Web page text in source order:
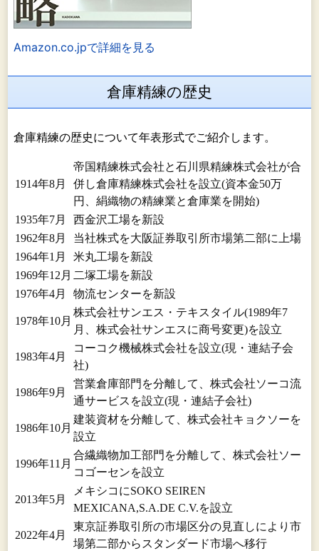
Amazon.co.jpで詳細を見る
倉庫精練の歴史
倉庫精練の歴史について年表形式でご紹介します。
1914年8月
帝国精練株式会社と石川県精練株式会社が合
併し倉庫精練株式会社を設立(資本金50万
円、絹織物の精練業と倉庫業を開始)
1935年7月
西金沢工場を新設
1962年8月
当社株式を大阪証券取引所市場第二部に上場
1964年1月
米丸工場を新設
1969年12月 二塚工場を新設
1976年4月
物流センターを新設
1978年10月
株式会社サンエス・テキスタイル(1989年7
月、株式会社サンエスに商号変更)を設立
1983年4月
コーコク機械株式会社を設立(現・連結子会
社)
1986年9月
営業倉庫部門を分離して、株式会社ソーコ流
通サービスを設立(現・連結子会社)
1986年10月
建装資材を分離して、株式会社キョクソーを
設立
1996年11月
合繊織物加工部門を分離して、株式会社ソー
コゴーセンを設立
2013年5月
メキシコにSOKO SEIREN
MEXICANA,S.A.DE C.V.を設立
2022年4月
東京証券取引所の市場区分の見直しにより市
場第二部からスタンダード市場へ移行